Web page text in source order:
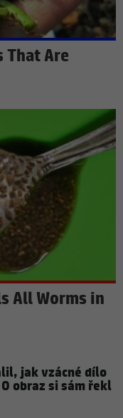
That Are
All Worms in
jak vzácné dílo
obraz si sám řekl